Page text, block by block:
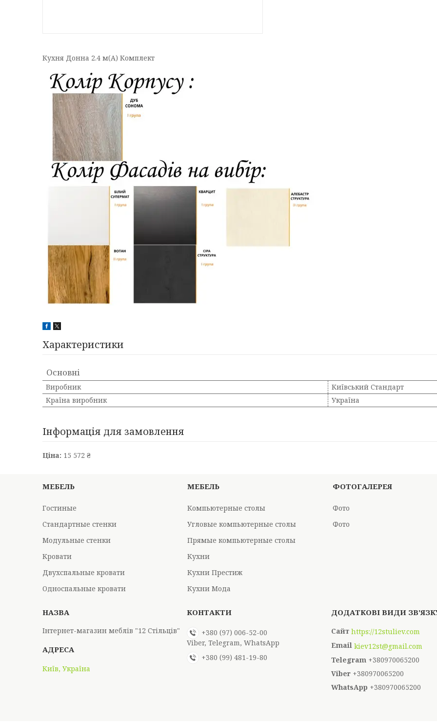
Кухня Донна 2.4 м(А) Комплект
Характеристики
Основні
Виробник
Київський Стандарт
Країна виробник
Україна
Інформація для замовлення
Ціна: 15 572 ₴
МЕБЕЛЬ
Гостиные
Стандартные стенки
Модульные стенки
Кровати
Двухспальные кровати
Односпальные кровати
МЕБЕЛЬ
Компьютерные столы
Угловые компьютерные столы
Прямые компьютерные столы
Кухни
Кухни Престиж
Кухни Мода
ФОТОГАЛЕРЕЯ
Фото
Фото
Інтернет-магазин меблів "12 Стільців"
Київ, Україна
+380 (97) 006-52-00
Viber, Telegram, WhatsApp
+380 (99) 481-19-80
https://12stuliev.com
kiev12st@gmail.com
+380970065200
+380970065200
+380970065200